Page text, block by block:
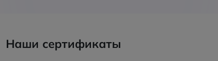
Наши сертификаты